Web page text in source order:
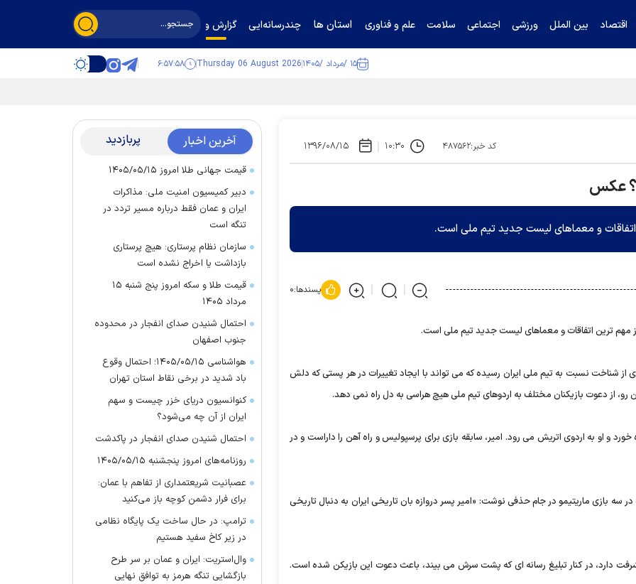
اقتصاد بین الملل ورزشی اجتماعی سلامت علم و فناوری استان ها چندرسانه‌ایی گزارش و گفت‌وگو
۱۵ /مرداد /۱۴۰۵ Thursday 06 August 2026 ۶:۵۷:۵۸
کد خبر:۴۸۷۵۶۲ ۱۰:۳۰ ۱۳۹۶/۰۸/۱۵
عکس
اتفاقات و معماهای لیست جدید تیم ملی است.
پسندها:۰
از مهم ترین اتفاقات و معماهای لیست جدید تیم ملی است.
از شناخت نسبت به تیم ملی ایران رسیده که می تواند با ایجاد تغییرات در هر پستی که دلش
رو، از دعوت بازیکنان مختلف به اردوهای تیم ملی هیچ هراسی به دل راه نمی دهد.
خورد و او به اردوی اتریش می رود. امیر، سابقه بازی برای پرسپولیس و راه آهن را داراست و در
سه بازی ماریتیمو در جام حذفی نوشت: «امير پسر دروازه بان تاريخى ايران به دنبال تاريخى
دارد، در کنار تبلیغ رسانه ای که پشت سرش می بیند، باعث دعوت این بازیکن شده است.
آخرین اخبار پربازدید
قیمت جهانی طلا امروز ۱۴۰۵/۰۵/۱۵
دبیر کمیسیون امنیت ملی: مذاکرات
ایران و عمان فقط درباره مسیر تردد در
تنگه است
سازمان نظام پرستاری: هیچ پرستاری
بازداشت یا اخراج نشده است
قیمت طلا و سکه امروز پنج شنبه ۱۵
مرداد ۱۴۰۵
احتمال شنیدن صدای انفجار در محدوده
جنوب اصفهان
هواشناسی ۱۴۰۵/۰۵/۱۵؛ احتمال وقوع
باد شدید در برخی نقاط استان تهران
کنوانسیون دریای خزر چیست و سهم
ایران از آن چه می‌شود؟
احتمال شنیدن صدای انفجار در پاکدشت
روزنامه‌های امروز پنجشنبه ۱۴۰۵/۰۵/۱۵
عصبانیت شریعتمداری از تفاهم با عمان:
برای فرار دشمن کوچه باز می‌کنید
ترامپ: در حال ساخت یک پایگاه نظامی
در زیر کاخ سفید هستیم
وال‌استریت: ایران و عمان بر سر طرح
بازگشایی تنگه هرمز به توافق نهایی